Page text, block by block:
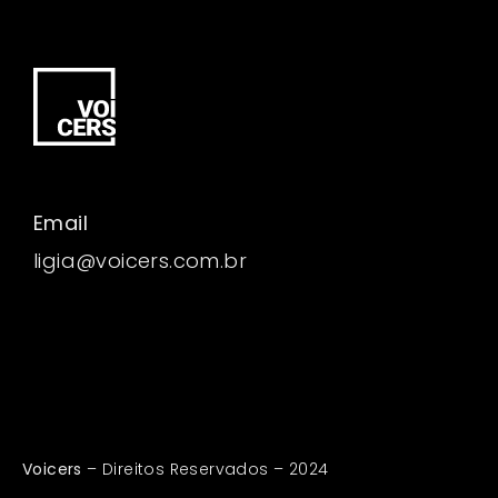
Email
ligia@voicers.com.br
Voicers – Direitos Reservados – 2024